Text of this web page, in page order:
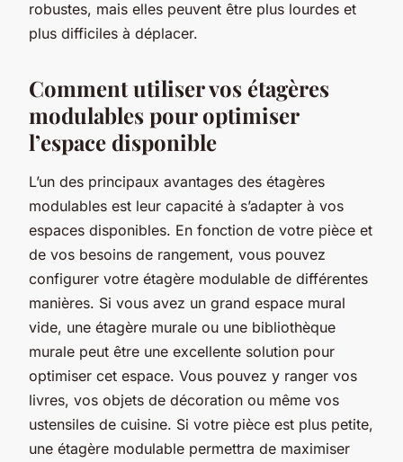
robustes, mais elles peuvent être plus lourdes et
plus difficiles à déplacer.
Comment utiliser vos étagères
modulables pour optimiser
l’espace disponible
L’un des principaux avantages des étagères
modulables est leur capacité à s’adapter à vos
espaces disponibles. En fonction de votre pièce et
de vos besoins de rangement, vous pouvez
configurer votre étagère modulable de différentes
manières. Si vous avez un grand espace mural
vide, une étagère murale ou une bibliothèque
murale peut être une excellente solution pour
optimiser cet espace. Vous pouvez y ranger vos
livres, vos objets de décoration ou même vos
ustensiles de cuisine. Si votre pièce est plus petite,
une étagère modulable permettra de maximiser